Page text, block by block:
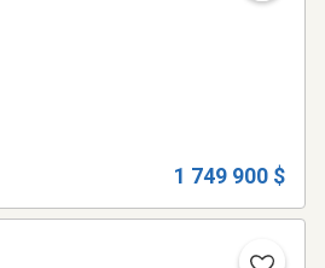
1 749 900 $